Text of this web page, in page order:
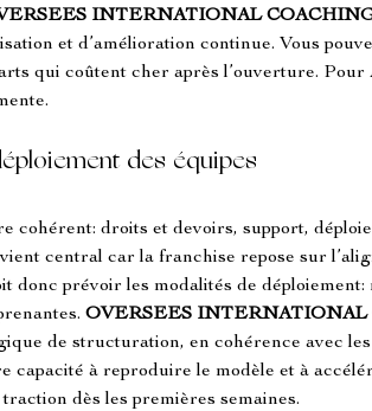
INTERNATIONAL
et d’amélioration continue. Vous
qui coûtent cher après l’ouverture. Pour
des équipes
cohérent: droits et devoirs, support,
central car la franchise repose sur
donc prévoir les modalités de
OVERSEES INTERNATIONAL
de structuration, en cohérence avec
capacité à reproduire le modèle et à
dès les premières semaines.